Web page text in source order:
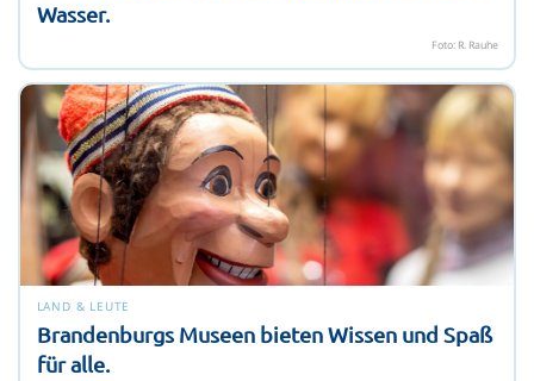
Wasser.
Foto: R. Rauhe
LAND & LEUTE
Brandenburgs Museen bieten Wissen und Spaß
für alle.